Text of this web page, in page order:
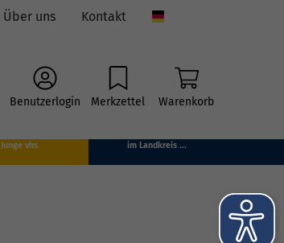
Über uns Kontakt
Benutzerlogin Merkzettel Warenkorb
Junge vhs im Landkreis ...